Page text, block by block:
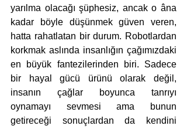
yarılma olacağı şüphesiz, ancak o âna
kadar böyle düşünmek güven veren,
hatta rahatlatan bir durum. Robotlardan
korkmak aslında insanlığın çağımızdaki
en büyük fantezilerinden biri. Sadece
bir hayal gücü ürünü olarak değil,
insanın çağlar boyunca tanrıyı
oynamayı sevmesi ama bunun
getireceği sonuçlardan da kendini